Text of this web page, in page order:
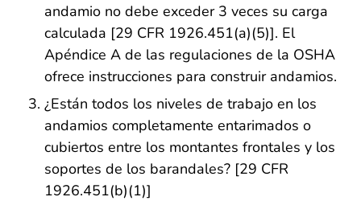
andamio no debe exceder 3 veces su carga
calculada [29 CFR 1926.451(a)(5)]. El
Apéndice A de las regulaciones de la OSHA
ofrece instrucciones para construir andamios.
¿Están todos los niveles de trabajo en los
andamios completamente entarimados o
cubiertos entre los montantes frontales y los
soportes de los barandales? [29 CFR
1926.451(b)(1)]